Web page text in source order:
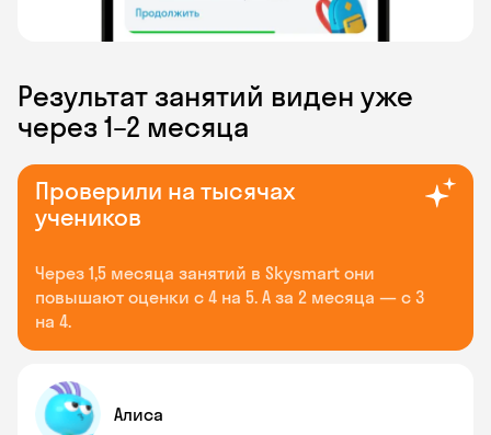
Результат занятий виден уже
через 1–2 месяца
Проверили на тысячах
учеников
Через 1,5 месяца занятий в Skysmart они
повышают оценки с 4 на 5. А за 2 месяца — с 3
на 4.
Алиса